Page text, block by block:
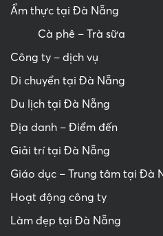
Ẩm thực tại Đà Nẵng
Cà phê – Trà sữa
Công ty – dịch vụ
Di chuyển tại Đà Nẵng
Du lịch tại Đà Nẵng
Địa danh – Điểm đến
Giải trí tại Đà Nẵng
Giáo dục – Trung tâm tại Đà
Hoạt động công ty
Làm đẹp tại Đà Nẵng